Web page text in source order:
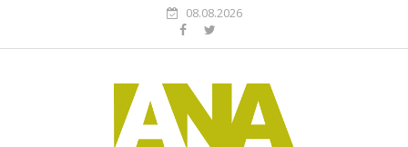
08.08.2026